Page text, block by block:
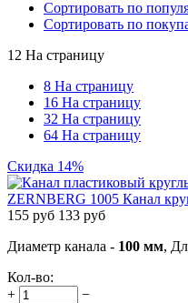
Сортировать по
Сортировать по
12 На страницу
8 На страницу
16 На страницу
32 На страницу
64 На страницу
Скидка 14%
ZERNBERG 1005 Канал
155 руб 133 руб
Диаметр канала - 100 мм,
Кол-во:
+
−